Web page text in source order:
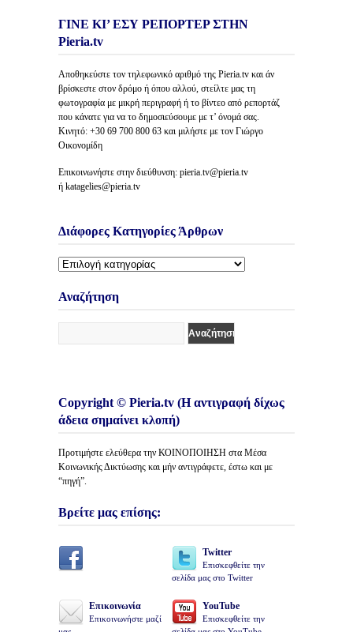
ΓΙΝΕ ΚΙ’ ΕΣΥ ΡΕΠΟΡΤΕΡ ΣΤΗΝ
Pieria.tv
Αποθηκεύστε τον τηλεφωνικό αριθμό της Pieria.tv και άν
βρίσκεστε στον δρόμο ή όπου αλλού, στείλτε μας τη
φωτογραφία με μικρή περιγραφή ή το βίντεο από ρεπορτάζ
που κάνατε για να το δημοσιεύσουμε με τ’ όνομά σας.
Κινητό: +30 69 700 800 63 και μιλήστε με τον Γιώργο
Οικονομίδη
Επικοινωνήστε στην διεύθυνση: pieria.tv@pieria.tv
ή katagelies@pieria.tv
Διάφορες Κατηγορίες Άρθρων
Διάφορες
Άρθρων
Αναζήτηση
Copyright © Pieria.tv (Η αντιγραφή δίχως
άδεια σημαίνει κλοπή)
Προτιμήστε ελεύθερα την ΚΟΙΝΟΠΟΙΗΣΗ στα Μέσα
Κοινωνικής Δικτύωσης και μήν αντιγράφετε, έστω και με
“πηγή”.
Βρείτε μας επίσης:
Twitter
Επισκεφθείτε την
σελίδα μας στο Twitter
Επικοινωνία
Επικοινωνήστε μαζί
YouTube
Επισκεφθείτε την